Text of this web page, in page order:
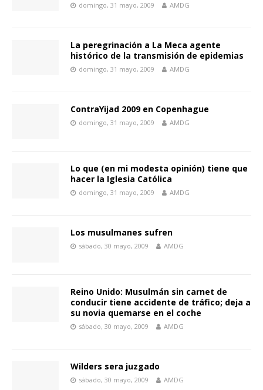
domingo, 31 mayo, 2009 AMDG
La peregrinación a La Meca agente
histórico de la transmisión de epidemias
domingo, 31 mayo, 2009 AMDG
ContraYijad 2009 en Copenhague
domingo, 31 mayo, 2009 AMDG
Lo que (en mi modesta opinión) tiene que
hacer la Iglesia Católica
domingo, 31 mayo, 2009 AMDG
Los musulmanes sufren
sábado, 30 mayo, 2009 AMDG
Reino Unido: Musulmán sin carnet de
conducir tiene accidente de tráfico; deja a
su novia quemarse en el coche
sábado, 30 mayo, 2009 AMDG
Wilders sera juzgado
sábado, 30 mayo, 2009 AMDG